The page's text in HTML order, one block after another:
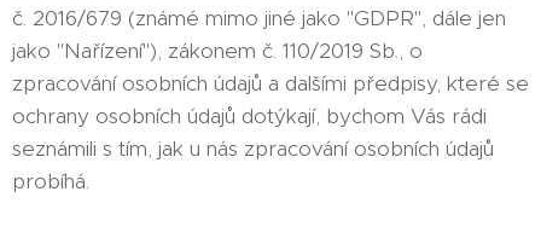
č. 2016/679 (známé mimo jiné jako "GDPR", dále jen
jako "Nařízení"), zákonem č. 110/2019 Sb., o
zpracování osobních údajů a dalšími předpisy, které se
ochrany osobních údajů dotýkají, bychom Vás rádi
seznámili s tím, jak u nás zpracování osobních údajů
probíhá.